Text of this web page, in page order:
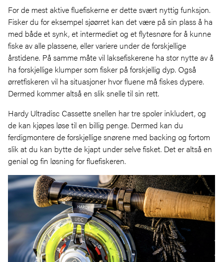
For de mest aktive fluefiskerne er dette svært nyttig funksjon.
Fisker du for eksempel sjøørret kan det være på sin plass å ha
med både et synk, et intermediet og et flytesnøre for å kunne
fiske av alle plassene, eller variere under de forskjellige
årstidene. På samme måte vil laksefiskerene ha stor nytte av å
ha forskjellige klumper som fisker på forskjellig dyp. Også
ørretfiskeren vil ha situasjoner hvor fluene må fiskes dypere.
Dermed kommer altså en slik snelle til sin rett.
Hardy Ultradisc Cassette snellen har tre spoler inkludert, og
de kan kjøpes løse til en billig penge. Dermed kan du
ferdigmontere de forskjellige snørene med backing og fortom
slik at du kan bytte de kjapt under selve fisket. Det er altså en
genial og fin løsning for fluefiskeren.